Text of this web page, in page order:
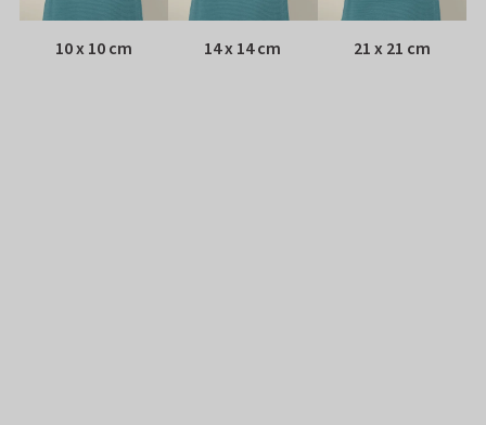
10 x 10 cm 14 x 14 cm 21 x 21 cm